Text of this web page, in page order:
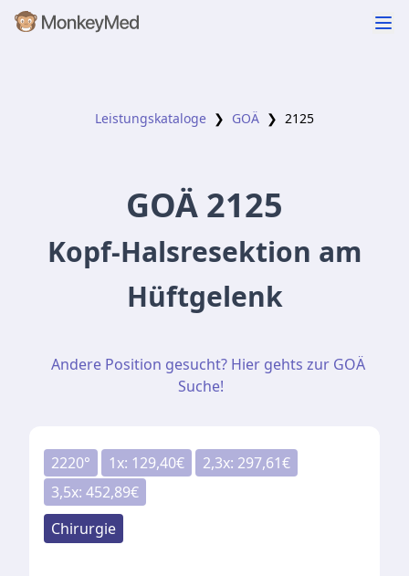
Leistungskataloge ❯ GOÄ ❯ 2125
GOÄ 2125
Kopf-Halsresektion am
Hüftgelenk
Andere Position gesucht? Hier gehts zur GOÄ
Suche!
2220° 1x: 129,40€ 2,3x: 297,61€
3,5x: 452,89€
Chirurgie